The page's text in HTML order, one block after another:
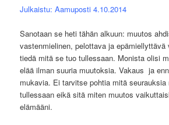
Julkaistu: Aamuposti 4.10.2014
Sanotaan se heti tähän alkuun: muutos
vastenmielinen, pelottava ja
tiedä mitä se tuo tullessaan. Monista olisi
elää ilman suuria muutoksia. Vakaus ja
mukavia. Ei tarvitse pohtia mitä seurauksia
tullessaan eikä sitä miten muutos
elämääni.